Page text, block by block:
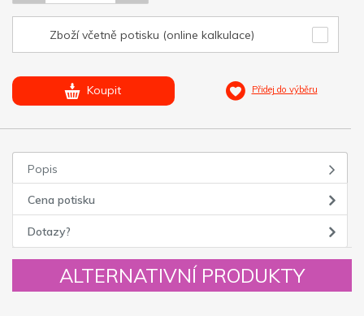
Zboží včetně potisku (online kalkulace)
Koupit Přidej do výběru
Popis
Cena potisku
Dotazy?
ALTERNATIVNÍ PRODUKTY